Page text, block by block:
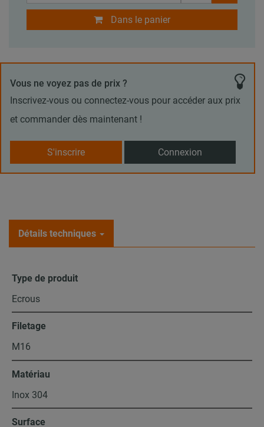
Dans le panier
Vous ne voyez pas de prix ?
Inscrivez-vous ou connectez-vous pour accéder aux prix
et commander dès maintenant !
S'inscrire Connexion
Détails techniques
Type de produit
Ecrous
Filetage
M16
Matériau
Inox 304
Surface